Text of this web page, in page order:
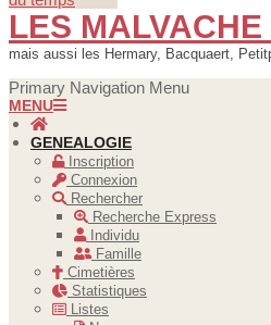
LES
mais aussi les Hermary, Bacquaert,
Primary Navigation Menu
MENU
GENEALOGIE
Inscription
Connexion
Rechercher
Recherche Express
Individu
Famille
Cimetières
Statistiques
Listes